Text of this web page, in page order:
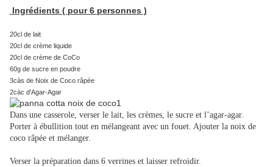
Ingrédients ( pour 6 personnes )
20cl de lait
20cl de crème liquide
20cl de crème de CoCo
60g de sucre en poudre
3càs de Noix de Coco râpée
2càc d'Agar-Agar
Dans une casserole, verser le lait, les crèmes, le sucre et l’agar-agar.
Porter à ébullition tout en mélangeant avec un fouet. Ajouter la noix de
coco râpée et mélanger.
Verser la préparation dans 6 verrines et laisser refroidir.